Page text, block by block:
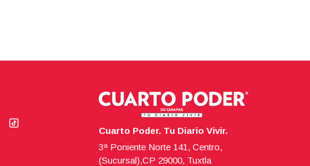
Cuarto Poder. Tu Diario Vivir.
3ª Poniente Norte 141, Centro,
(Sucursal),CP 29000, Tuxtla